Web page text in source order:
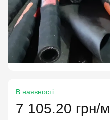
В наявності
7 105.20 грн/м